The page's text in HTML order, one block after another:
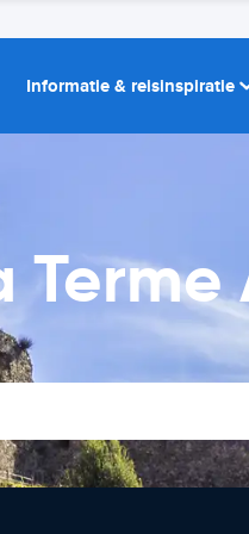
Informatie & reisinspiratie